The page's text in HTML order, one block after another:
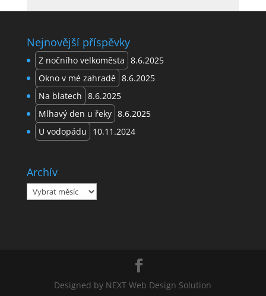
Nejnovější příspěvky
Z nočního velkoměsta 8.6.2025
Okno v mé zahradě 8.6.2025
Na blatech 8.6.2025
Mlhavý den u řeky 8.6.2025
U vodopádu
10.11.2024
Archív
Archív
Designed by NEXT Web Design Solution